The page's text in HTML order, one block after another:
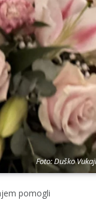
Foto: Duško
pomogli